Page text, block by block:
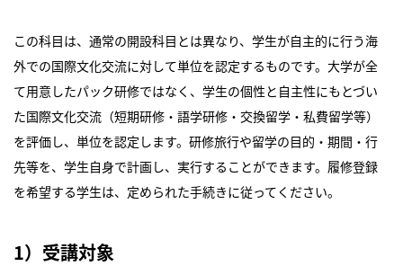
この科目は、通常の開設科目とは異なり、学生が自主的に行う海
外での国際文化交流に対して単位を認定するものです。大学が全
て用意したパック研修ではなく、学生の個性と自主性にもとづい
た国際文化交流（短期研修・語学研修・交換留学・私費留学等）
を評価し、単位を認定します。研修旅行や留学の目的・期間・行
先等を、学生自身で計画し、実行することができます。履修登録
を希望する学生は、定められた手続きに従ってください。
1）受講対象